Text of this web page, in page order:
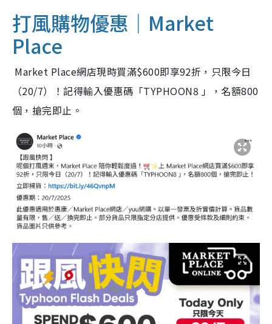
打風購物優惠｜Market
Place
Market Place網店現時買滿$600即享92折，只限今日
（20/7）！記得輸入優惠碼「TYPHOON8 」，名額800
個，搶完即止。